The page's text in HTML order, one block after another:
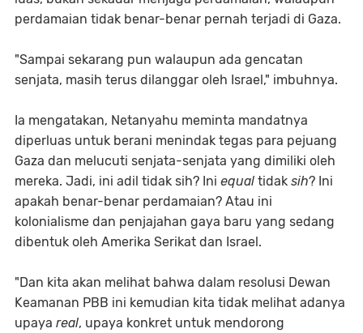
perdamaian tidak benar-benar pernah terjadi di Gaza.
"Sampai sekarang pun walaupun ada gencatan
senjata, masih terus dilanggar oleh Israel," imbuhnya.
Ia mengatakan, Netanyahu meminta mandatnya
diperluas untuk berani menindak tegas para pejuang
Gaza dan melucuti senjata-senjata yang dimiliki oleh
mereka. Jadi, ini adil tidak sih? Ini equal tidak sih? Ini
apakah benar-benar perdamaian? Atau ini
kolonialisme dan penjajahan gaya baru yang sedang
dibentuk oleh Amerika Serikat dan Israel.
"Dan kita akan melihat bahwa dalam resolusi Dewan
Keamanan PBB ini kemudian kita tidak melihat adanya
upaya real, upaya konkret untuk mendorong